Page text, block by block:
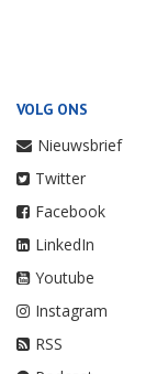
VOLG ONS
Nieuwsbrief
Twitter
Facebook
LinkedIn
Youtube
Instagram
RSS